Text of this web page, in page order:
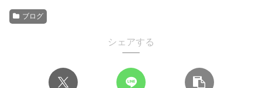
ブログ
シェアする